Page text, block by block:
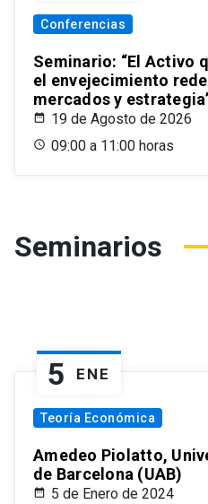
Conferencias
Seminario: “El Activo
el envejecimiento
mercados y
19 de Agosto de 2026
09:00 a 11:00 horas
Seminarios
5 ENE
Teoría Económica
Amedeo Piolatto,
de Barcelona (UAB)
5 de Enero de 2024